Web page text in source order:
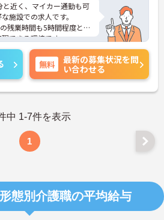
近く、マイカー通勤も可
施設での求人です。
残業時間も5時間程度とワ
できる環境です。
、長く働き続けたいとい
ポイントなど、さらに詳
軽にご相談ください。
無料
最新の募集状況を問
い合わせる
中 1-7件を表示
1
態別介護職の平均給与